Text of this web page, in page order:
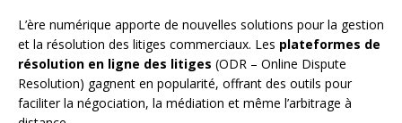
L’ère numérique apporte de nouvelles solutions pour la gestion
et la résolution des litiges commerciaux. Les plateformes de
résolution en ligne des litiges (ODR – Online Dispute
Resolution) gagnent en popularité, offrant des outils pour
faciliter la négociation, la médiation et même l’arbitrage à